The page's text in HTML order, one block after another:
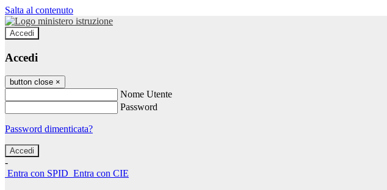
Salta al contenuto
Accedi
Accedi
button close ×
Nome Utente
Password
Password dimenticata?
-
Entra con SPID Entra con CIE